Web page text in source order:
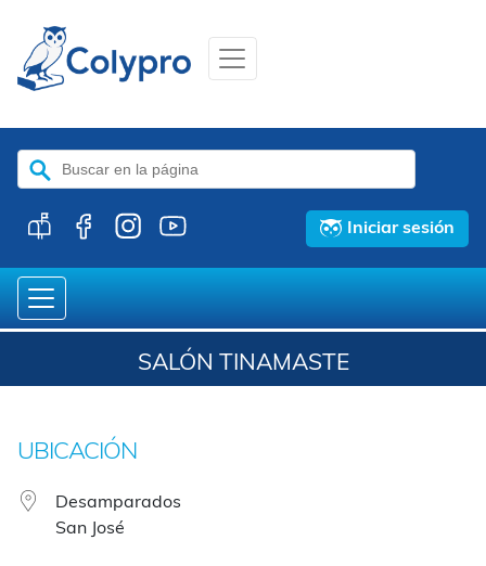
Buscar:
Iniciar sesión
SALÓN TINAMASTE
UBICACIÓN
Desamparados
San José